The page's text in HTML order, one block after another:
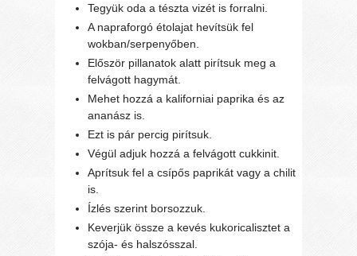
Tegyük oda a tészta vizét is forralni.
A napraforgó étolajat hevítsük fel
wokban/serpenyőben.
Először pillanatok alatt pirítsuk meg a
felvágott hagymát.
Mehet hozzá a kaliforniai paprika és az
ananász is.
Ezt is pár percig pirítsuk.
Végül adjuk hozzá a felvágott cukkinit.
Aprítsuk fel a csípős paprikát vagy a chilit
is.
Ízlés szerint borsozzuk.
Keverjük össze a kevés kukoricalisztet a
szója- és halszósszal.